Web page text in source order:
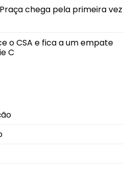
chega pela primeira vez
o CSA e fica a um empate
C